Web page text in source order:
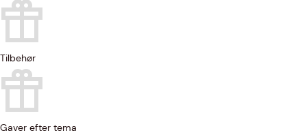
Tilbehør
Gaver efter tema